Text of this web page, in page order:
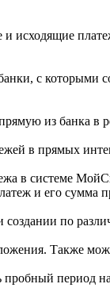
исходящие
с которыми
из банка в
в прямых
в системе
и его сумма
по
Также
период